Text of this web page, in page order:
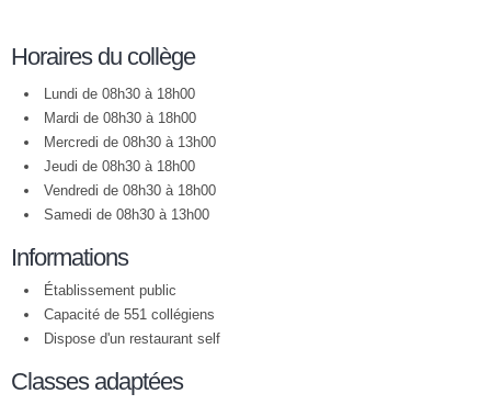
Horaires du collège
Lundi de 08h30 à 18h00
Mardi de 08h30 à 18h00
Mercredi de 08h30 à 13h00
Jeudi de 08h30 à 18h00
Vendredi de 08h30 à 18h00
Samedi de 08h30 à 13h00
Informations
Établissement public
Capacité de 551 collégiens
Dispose d'un restaurant self
Classes adaptées